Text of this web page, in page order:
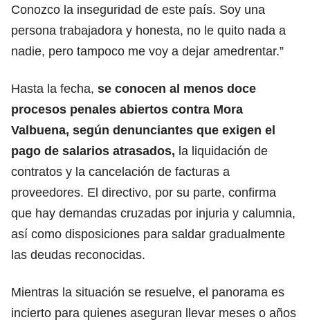
Conozco la inseguridad de este país. Soy una
persona trabajadora y honesta, no le quito nada a
nadie, pero tampoco me voy a dejar amedrentar.”
Hasta la fecha, se conocen al menos doce
procesos penales abiertos contra Mora
Valbuena, según denunciantes que exigen el
pago de salarios atrasados, la liquidación de
contratos y la cancelación de facturas a
proveedores. El directivo, por su parte, confirma
que hay demandas cruzadas por injuria y calumnia,
así como disposiciones para saldar gradualmente
las deudas reconocidas.
Mientras la situación se resuelve, el panorama es
incierto para quienes aseguran llevar meses o años